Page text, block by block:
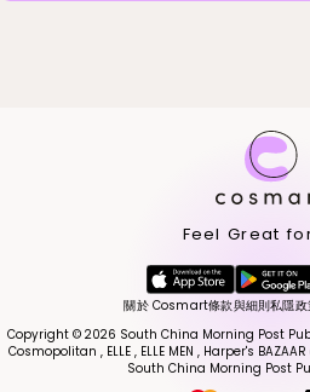
Feel Great
關於 Cosmart條款與細則私隱政
Copyright © 2026 South China Morning Post
Cosmopolitan , ELLE , ELLE MEN , Harper's
South China Morning Post